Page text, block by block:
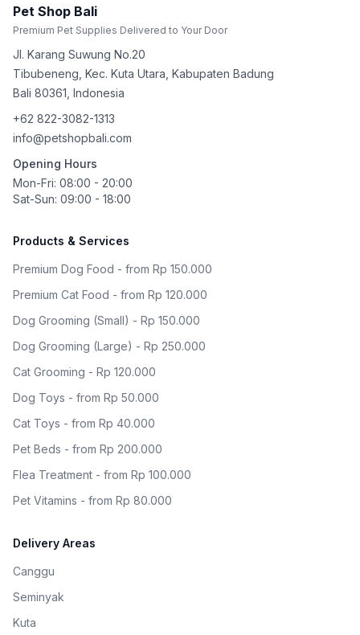
Pet Shop Bali
Premium Pet Supplies Delivered to Your Door
Jl. Karang Suwung No.20
Tibubeneng, Kec. Kuta Utara, Kabupaten Badung
Bali 80361 Indonesia
+62 822-3082-1313
info@petshopbali.com
Opening Hours
Mon-Fri: 08:00 - 20:00
Sat-Sun: 09:00 - 18:00
Products & Services
Premium Dog Food - from Rp 150.000
Premium Cat Food - from Rp 120.000
Dog Grooming (Small) - Rp 150.000
Dog Grooming (Large) - Rp 250.000
Cat Grooming - Rp 120.000
Dog Toys - from Rp 50.000
Cat Toys - from Rp 40.000
Pet Beds - from Rp 200.000
Flea Treatment - from Rp 100.000
Pet Vitamins - from Rp 80.000
Delivery Areas
Canggu
Seminyak
Kuta